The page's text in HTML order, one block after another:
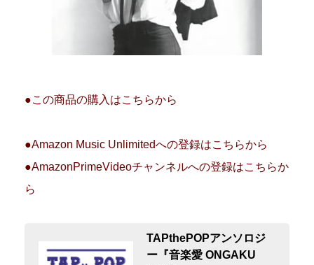
●この商品の購入はこちらから
●Amazon Music Unlimitedへの登録はこちらから
●AmazonPrimeVideoチャンネルへの登録はこちらか
ら
TAPthePOPアンソロジ
ー『音楽愛 ONGAKU